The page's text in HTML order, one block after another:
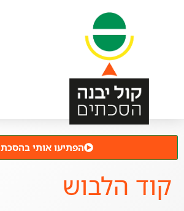
הפתיעו אותי בהסכת
קוד הלבוש